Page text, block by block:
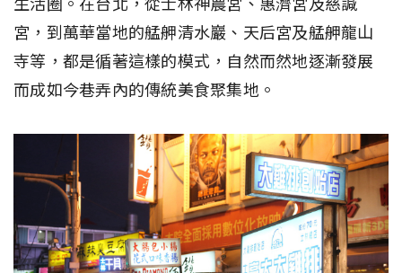
宮，到萬華當地的艋舺清水巖、天后宮及艋舺龍山
寺等，都是循著這樣的模式，自然而然地逐漸發展
而成如今巷弄內的傳統美食聚集地。